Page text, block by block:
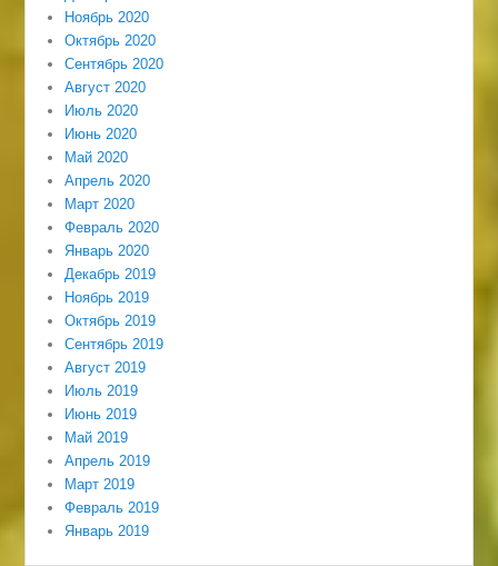
Ноябрь 2020
Октябрь 2020
Сентябрь 2020
Август 2020
Июль 2020
Июнь 2020
Май 2020
Апрель 2020
Март 2020
Февраль 2020
Январь 2020
Декабрь 2019
Ноябрь 2019
Октябрь 2019
Сентябрь 2019
Август 2019
Июль 2019
Июнь 2019
Май 2019
Апрель 2019
Март 2019
Февраль 2019
Январь 2019